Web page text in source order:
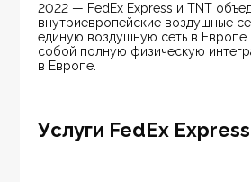
2022 — FedEx Express и TNT
внутриевропейские воздушные
единую воздушную сеть в
собой полную физическую
в Европе.
Услуги FedEx Express